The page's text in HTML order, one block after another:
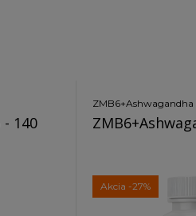
140
ZMB6+Ashwagandha
Akcia -27%